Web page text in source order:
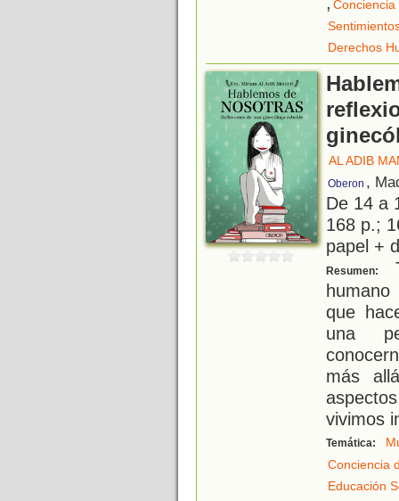
Derechos
AL ADIB
Oberon ,
De 14 a
168 p.;
papel +
Resumen:
que
una
más
vivimos
Temática:
Conciencia
Educación